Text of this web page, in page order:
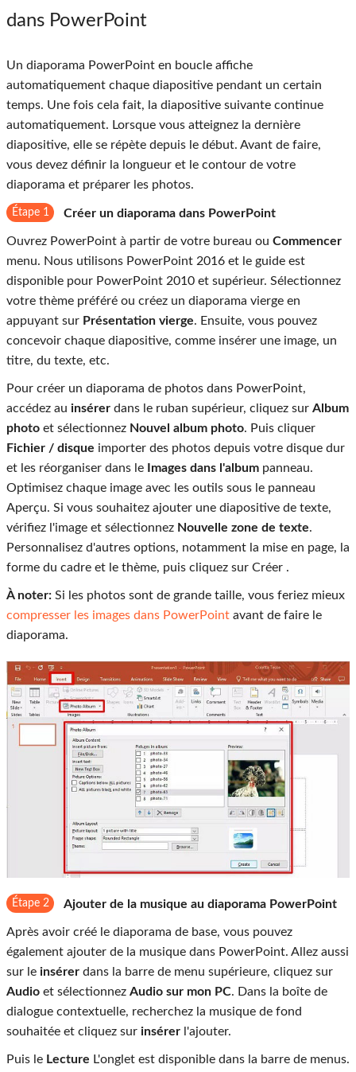
dans PowerPoint
Un diaporama PowerPoint en boucle affiche
automatiquement chaque diapositive pendant un certain
temps. Une fois cela fait, la diapositive suivante continue
automatiquement. Lorsque vous atteignez la dernière
diapositive, elle se répète depuis le début. Avant de faire,
vous devez définir la longueur et le contour de votre
diaporama et préparer les photos.
Étape 1 Créer un diaporama dans PowerPoint
Ouvrez PowerPoint à partir de votre bureau ou Commencer
menu. Nous utilisons PowerPoint 2016 et le guide est
disponible pour PowerPoint 2010 et supérieur. Sélectionnez
votre thème préféré ou créez un diaporama vierge en
appuyant sur Présentation vierge. Ensuite, vous pouvez
concevoir chaque diapositive, comme insérer une image, un
titre, du texte, etc.
Pour créer un diaporama de photos dans PowerPoint,
accédez au insérer dans le ruban supérieur, cliquez sur Album
photo et sélectionnez Nouvel album photo. Puis cliquer
Fichier / disque importer des photos depuis votre disque dur
et les réorganiser dans le
Images dans l'album panneau.
Optimisez chaque image avec les outils sous le panneau
Aperçu. Si vous souhaitez ajouter une diapositive de texte,
vérifiez l'image et sélectionnez Nouvelle zone de texte.
Personnalisez d'autres options, notamment la mise en page, la
forme du cadre et le thème, puis cliquez sur Créer .
À noter: Si les photos sont de grande taille, vous feriez mieux
compresser les images dans PowerPoint avant de faire le
diaporama.
Étape 2 Ajouter de la musique au diaporama PowerPoint
Après avoir créé le diaporama de base, vous pouvez
également ajouter de la musique dans PowerPoint. Allez aussi
sur le insérer dans la barre de menu supérieure, cliquez sur
Audio et sélectionnez Audio sur mon PC. Dans la boîte de
dialogue contextuelle, recherchez la musique de fond
souhaitée et cliquez sur insérer l'ajouter.
Puis le Lecture L'onglet est disponible dans la barre de menus.